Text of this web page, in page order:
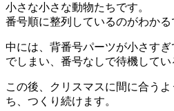
暮
ら
す。
小さな小さな動物たちです。
番号順に整列しているのがわかる
中には、背番号パーツが小さす
でしまい、番号なしで待機してい
この後、クリスマスに間に合う
ち、つくり続けます。